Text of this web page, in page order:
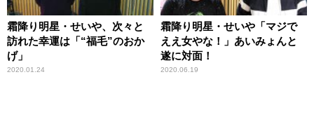
霜降り明星・せいや、次々と
訪れた幸運は「“福毛”のおか
げ」
2020.01.24
霜降り明星・せいや「マジで
ええ女やな！」あいみょんと
遂に対面！
2020.06.19